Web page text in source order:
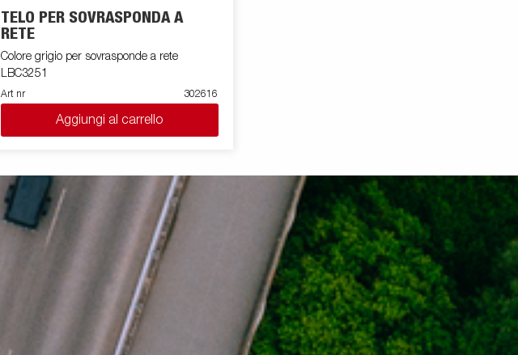
TELO PER SOVRASPONDA A
RETE
Colore grigio per sovrasponde a rete
LBC3251
Art nr 302616
Aggiungi al carrello